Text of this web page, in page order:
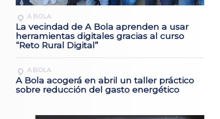
A BOLA
La vecindad de A Bola aprenden a usar
herramientas digitales gracias al curso
“Reto Rural Digital”
A BOLA
A Bola acogerá en abril un taller práctico
sobre reducción del gasto energético